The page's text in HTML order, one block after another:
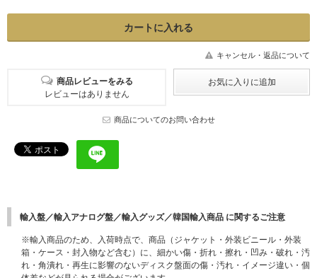
キャンセル・返品について
商品レビューをみる
レビューはありません
商品についてのお問い合わせ
輸入盤／輸入アナログ盤／輸入グッズ／韓国輸入商品 に関するご注意
※輸入商品のため、入荷時点で、商品（ジャケット・外装ビニール・外装
箱・ケース・封入物など含む）に、細かい傷・折れ・擦れ・凹み・破れ・汚
れ・角潰れ・再生に影響のないディスク盤面の傷・汚れ・イメージ違い・個